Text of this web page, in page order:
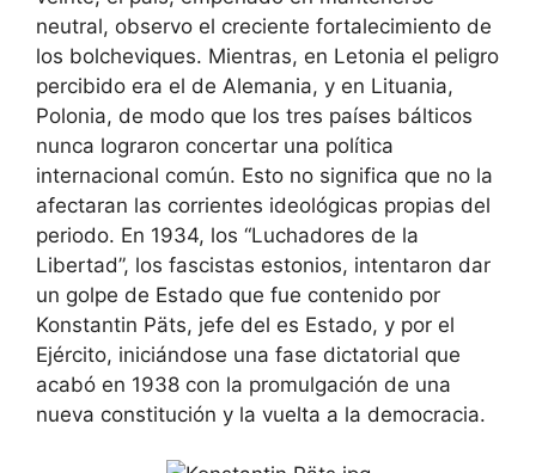
neutral, observo el creciente fortalecimiento de
los bolcheviques. Mientras, en Letonia el peligro
percibido era el de Alemania, y en Lituania,
Polonia, de modo que los tres países bálticos
nunca lograron concertar una política
internacional común. Esto no significa que no la
afectaran las corrientes ideológicas propias del
periodo. En 1934, los “Luchadores de la
Libertad”, los fascistas estonios, intentaron dar
un golpe de Estado que fue contenido por
Konstantin Päts, jefe del es Estado, y por el
Ejército, iniciándose una fase dictatorial que
acabó en 1938 con la promulgación de una
nueva constitución y la vuelta a la democracia.